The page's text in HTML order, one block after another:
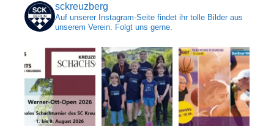
sckreuzberg
Auf unserer Instagram-Seite findet ihr tolle Bilder aus
unserem Verein. Folgt uns gerne.